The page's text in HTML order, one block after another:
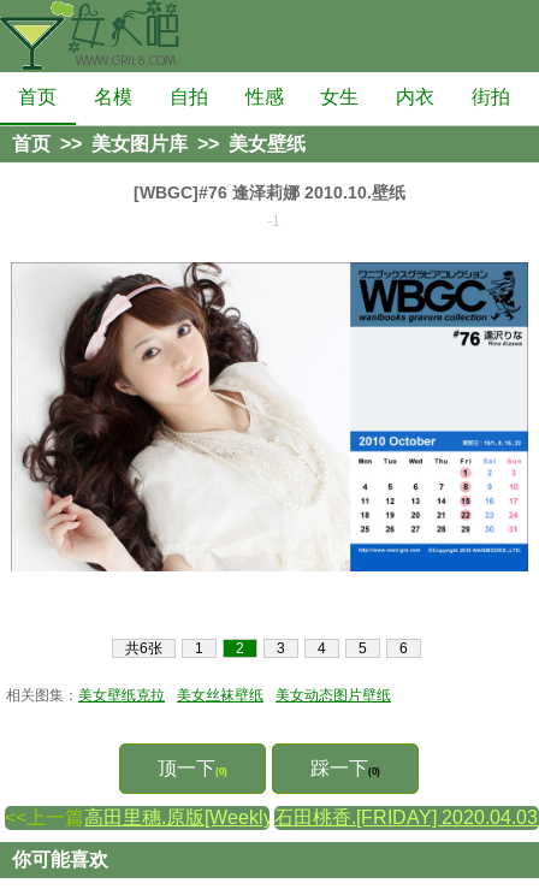
首页 名模 自拍 性感 女生 内衣 街拍
首页 >> 美女图片库 >> 美女壁纸
[WBGC]#76 逢泽莉娜 2010.10.壁纸
-1
共6张 1 2 3 4 5 6
相关图集： 美女壁纸克拉 美女丝袜壁纸 美女动态图片壁纸
顶一下(0) 踩一下(0)
<<上一篇高田里穗.原版[Weekly Young Jump] 2011年No.01
石田桃香.[FRIDAY]
你可能喜欢